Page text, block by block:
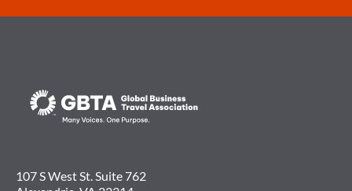
107 S West St. Suite 762